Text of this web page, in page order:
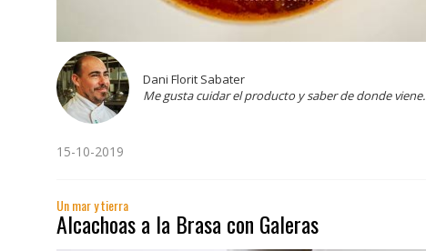
Dani Florit Sabater
Me gusta cuidar el producto y saber de donde viene.
15-10-2019
Un mar y tierra
Alcachoas a la Brasa con Galeras